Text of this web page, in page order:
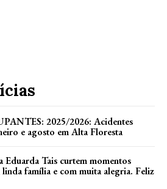
2025/2026: Acidentes
e agosto em Alta Floresta
Eduarda Tais curtem momentos
linda família e com muita alegria. Feliz